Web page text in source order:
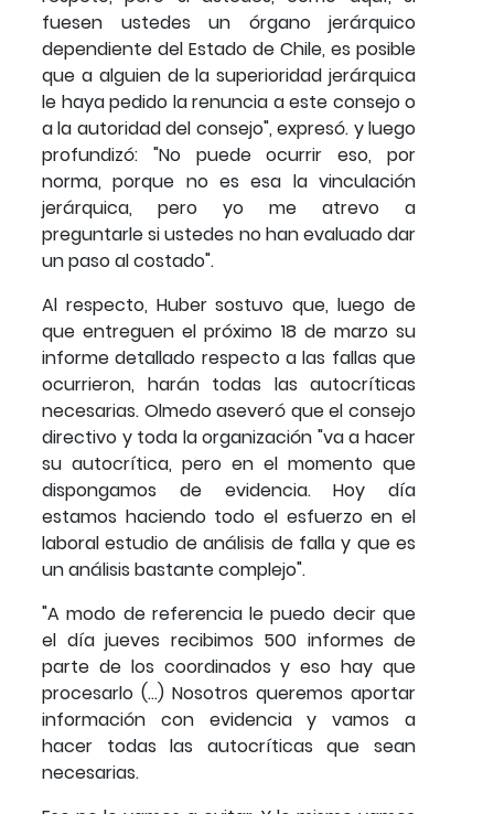
fuesen ustedes un órgano jerárquico
dependiente del Estado de Chile, es posible
que a alguien de la superioridad jerárquica
le haya pedido la renuncia a este consejo o
a la autoridad del consejo", expresó. y luego
profundizó: "No puede ocurrir eso, por
norma, porque no es esa la vinculación
jerárquica, pero yo me atrevo a
preguntarle si ustedes no han evaluado dar
un paso al costado".
Al respecto, Huber sostuvo que, luego de
que entreguen el próximo 18 de marzo su
informe detallado respecto a las fallas que
ocurrieron, harán todas las autocríticas
necesarias. Olmedo aseveró que el consejo
directivo y toda la organización "va a hacer
su autocrítica, pero en el momento que
dispongamos de evidencia. Hoy día
estamos haciendo todo el esfuerzo en el
laboral estudio de análisis de falla y que es
un análisis bastante complejo".
"A modo de referencia le puedo decir que
el día jueves recibimos 500 informes de
parte de los coordinados y eso hay que
procesarlo (…) Nosotros queremos aportar
información con evidencia y vamos a
hacer todas las autocríticas que sean
necesarias.